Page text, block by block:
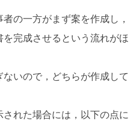
の一方がまず案を作成し，
完成させるという流れがほ
いので，どちらが作成して
れた場合には，以下の点に